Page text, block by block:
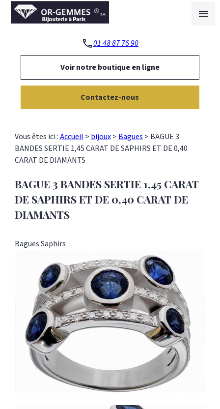
menu
phone01 48 87 76 90
Voir notre boutique en ligne
Contactez-nous
Vous êtes ici :Accueil > bijoux> Bagues > BAGUE 3
BANDES SERTIE 1,45 CARAT DE SAPHIRS ET DE 0,40
CARAT DE DIAMANTS
BAGUE 3 BANDES SERTIE 1,45 CARAT
DE SAPHIRS ET DE 0,40 CARAT DE
DIAMANTS
BaguesSaphirs
Panneau de gestion des cookies